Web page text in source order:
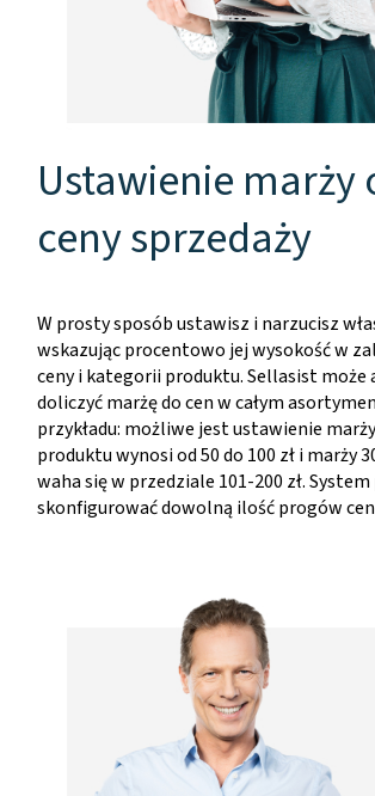
Ustawienie marży
ceny sprzedaży
W prosty sposób ustawisz i narzucisz
wskazując procentowo jej wysokość w
ceny i kategorii produktu. Sellasist
doliczyć marżę do cen w całym
przykładu: możliwe jest ustawienie
produktu wynosi od 50 do 100 zł i marży
waha się w przedziale 101-200 zł.
skonfigurować dowolną ilość progów